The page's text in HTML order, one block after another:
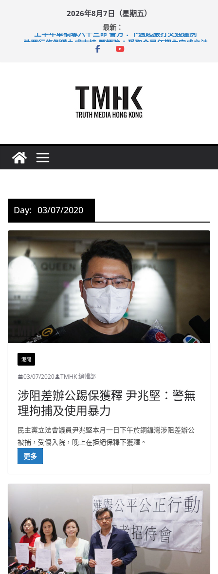
2026年8月7日（星期五）
最新：
上半年車禍奪六十三命 警方：下週起嚴打交通違例
性罪行修例獲九成支持 鄧炳強：爭取今屆任期內完成立法
Day: 03/07/2020
港聞
03/07/2020 TMHK 編輯部
涉阻差辦公踢保獲釋 尹兆堅：警無
理拘捕及使用暴力
民主黨立法會議員尹兆堅本月一日下午於銅鑼灣涉阻差辦公
被捕，受傷入院，晚上在拒絕保釋下獲釋。
更多